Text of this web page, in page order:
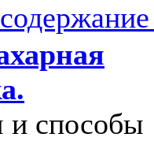
способы